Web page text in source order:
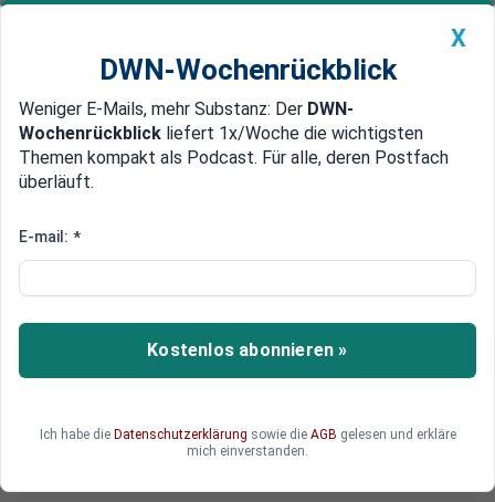
Newsticker MEIN DWN: Geldanlage Premium
Edelmetalle DWN-Magazin China
50 Gigawatt stehen zur
von Kraftwerken gefährdet
Deutschlands Stromversorgung
Strom kommen soll, weiß niemand.
X
DWN-Wochenrückblick
Weniger E-Mails, mehr Substanz: Der DWN-
Wochenrückblick liefert 1x/Woche die wichtigsten
Themen kompakt als Podcast. Für alle, deren Postfach
überläuft.
E-mail: *
Kostenlos abonnieren »
Ich habe die Datenschutzerklärung sowie die AGB gelesen und erkläre
mich einverstanden.